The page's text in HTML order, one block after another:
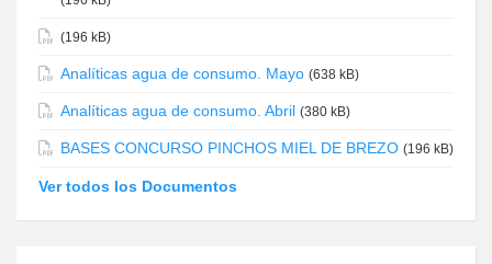
(196 kB)
Analíticas agua de consumo. Mayo (638 kB)
Analíticas agua de consumo. Abril (380 kB)
BASES CONCURSO PINCHOS MIEL DE BREZO (196 kB)
Ver todos los Documentos